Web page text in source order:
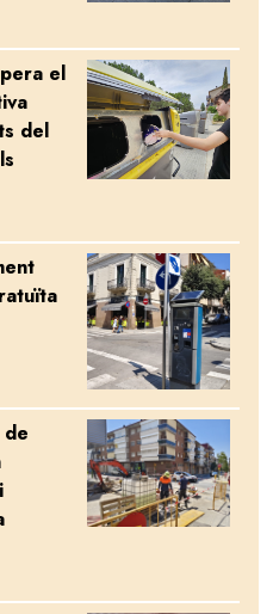
el
del
Image
Image
de
Image